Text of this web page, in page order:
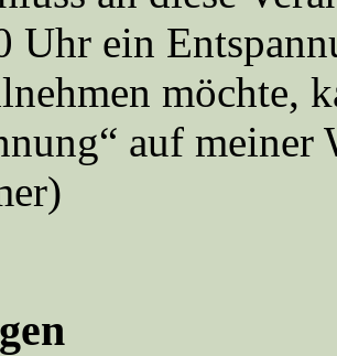
Uhr ein
möchte,
auf meiner